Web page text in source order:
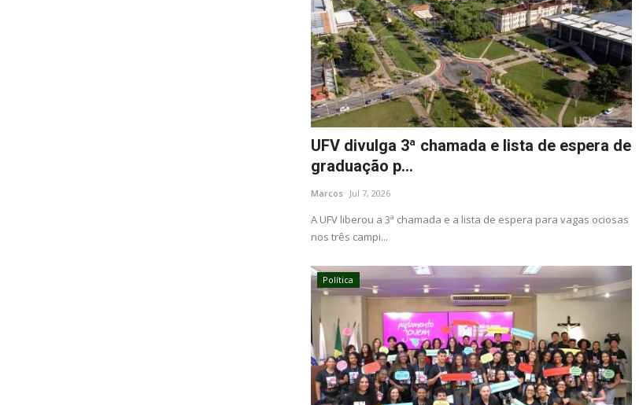
UFV divulga 3ª chamada e lista de espera de
graduação p...
Marcos Jul 7, 2026
A UFV liberou a 3ª chamada e a lista de espera para vagas ociosas
nos três campi...
Política